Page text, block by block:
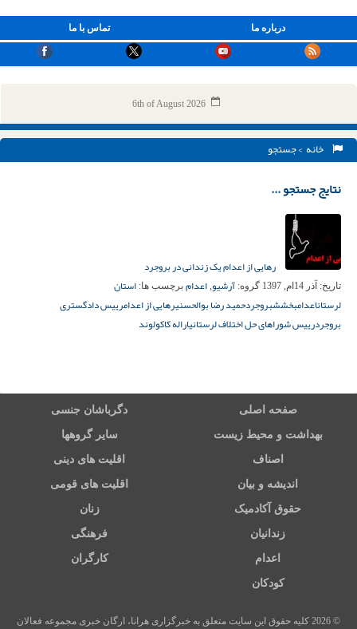
تماس با ما درباره ما
6th of August 2026
خانه > جستجو
نتایج جستجو ...
رهایی از اعدام یک زندانی در بروجرد
تاریخ: آذر 14ام, 1397 گروه: آرشیو, اعدام برچسب ها: استان
لرستاناعدامبخششبروجردحمید رضا بوالحسنیرهایی از اعدامرییس دادگستری
بروجردرییس شوراهای حل اختلاف لرستانیاراله کاکولوند
صفحه اصلی دگرباشان جنسی
بهداشت و محیط زیست سایر گروهها
اصناف اقلیت های دینی
اندیشه و بیان اقلیت های قومی
حقوق آکادمیک زنان
زندانیان فرهنگی
اعدام کارگران
کودکان
© 2026 کلیه حقوق این سایت متعلق به خبرگزاری هرانا، ارگان خبری مجموعه فعالان